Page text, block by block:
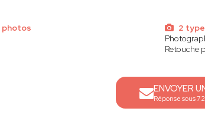
photos
2
Retouche
ENVOYER
Réponse sous